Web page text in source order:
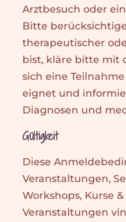
Arztbesuch oder
Bitte
therapeutischer
bist, kläre bitte mit
sich eine
eignet und
Diagnosen und
Gültigkeit
Diese
Veranstaltungen,
Workshops, Kurse
Veranstaltungen